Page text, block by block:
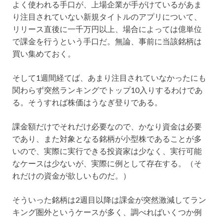
よく使われる手口が、上場企業が手がけているがあま
り注目されていない新規タイトルのアプリについて、
リリース直後に一千万円以上、場合によっては億単位
で課金を行うという手口だ。無論、事前に当該銘柄は
買い集めておく。
そして1週間経てば、あまり注目されていなかったにも
関わらず突然ランキングでトップ10入りするわけであ
る。そうすれば株価はうなぎ登りである。
課金額だけでそれだけ必要なので、かなり資金は必要
であり、また対象となる銘柄が小型株であることが多
いので、実際に実行できる投資家は少なく、実行可能
なケースは少ないが、実際に例として存在する。（そ
れだけの資金が欲しいものだ。）
そういった銘柄は2週目以降は課金が突然激減してラン
キング圏外というケースが多く、調べればいくつか例